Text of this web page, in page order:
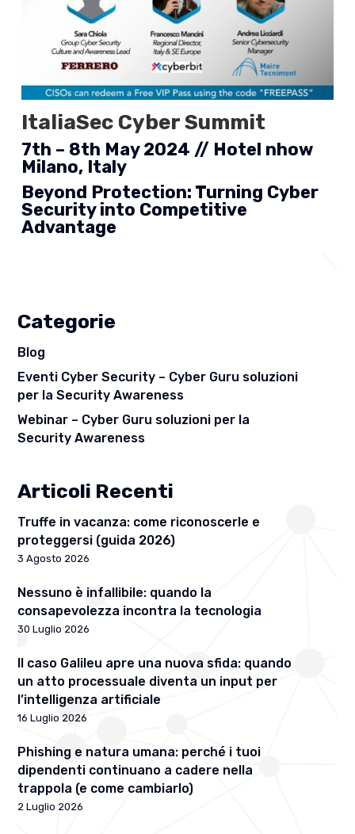
Categorie
Blog
Eventi Cyber Security – Cyber Guru soluzioni
per la Security Awareness
Webinar – Cyber Guru soluzioni per la
Security Awareness
Articoli Recenti
Truffe in vacanza: come riconoscerle e
proteggersi (guida 2026)
3 Agosto 2026
Nessuno è infallibile: quando la
consapevolezza incontra la tecnologia
30 Luglio 2026
Il caso Galileu apre una nuova sfida: quando
un atto processuale diventa un input per
l’intelligenza artificiale
16 Luglio 2026
Phishing e natura umana: perché i tuoi
dipendenti continuano a cadere nella
trappola (e come cambiarlo)
2 Luglio 2026
ItaliaSec Cyber Summit
7th – 8th May 2024 // Hotel nhow
Milano, Italy
Beyond Protection: Turning Cyber
Security into Competitive
Advantage